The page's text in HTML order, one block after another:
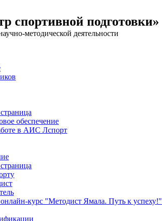
подготовки»
методической деятельности
обеспечение
в АИС Лспорт
курс "Методист Ямала. Путь к успеху!"